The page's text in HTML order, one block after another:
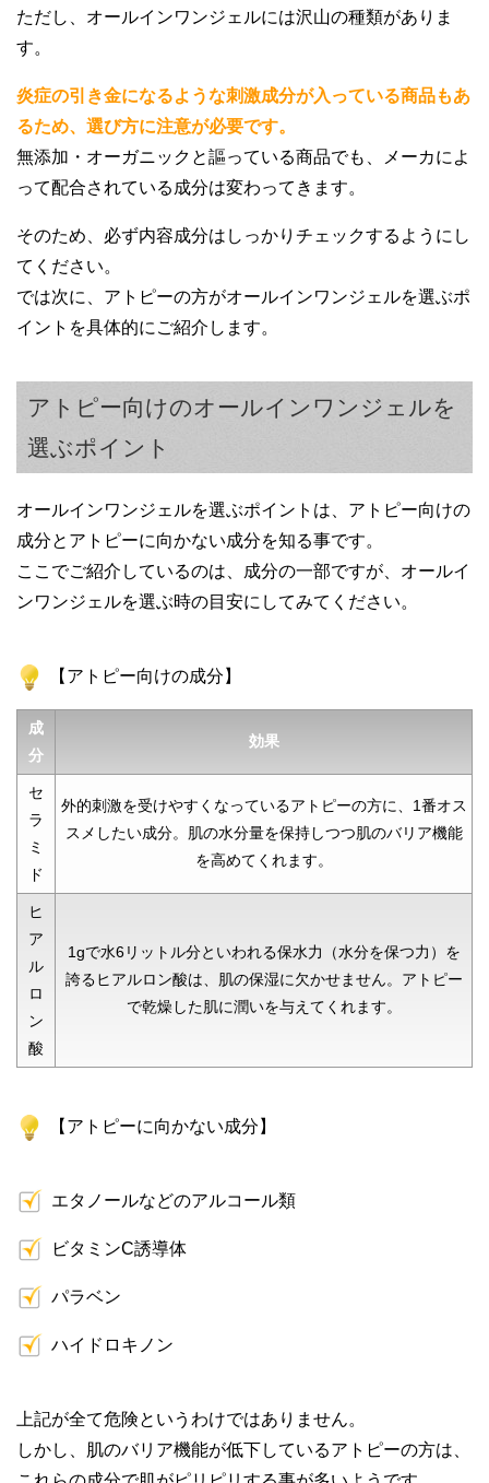
ただし、オールインワンジェルには沢山の種類がありま
す。
炎症の引き金になるような刺激成分が入っている商品もあ
るため、選び方に注意が必要です。
無添加・オーガニックと謳っている商品でも、メーカによ
って配合されている成分は変わってきます。
そのため、必ず内容成分はしっかりチェックするようにし
てください。
では次に、アトピーの方がオールインワンジェルを選ぶポ
イントを具体的にご紹介します。
アトピー向けのオールインワンジェルを
選ぶポイント
オールインワンジェルを選ぶポイントは、アトピー向けの
成分とアトピーに向かない成分を知る事です。
ここでご紹介しているのは、成分の一部ですが、オールイ
ンワンジェルを選ぶ時の目安にしてみてください。
【アトピー向けの成分】
成
分
効果
セ
ラ
ミ
ド
外的刺激を受けやすくなっているアトピーの方に、1番オス
スメしたい成分。肌の水分量を保持しつつ肌のバリア機能
を高めてくれます。
ヒ
ア
ル
ロ
ン
酸
1gで水6リットル分といわれる保水力（水分を保つ力）を
誇るヒアルロン酸は、肌の保湿に欠かせません。アトピー
で乾燥した肌に潤いを与えてくれます。
【アトピーに向かない成分】
エタノールなどのアルコール類
ビタミンC誘導体
パラベン
ハイドロキノン
上記が全て危険というわけではありません。
しかし、肌のバリア機能が低下しているアトピーの方は、